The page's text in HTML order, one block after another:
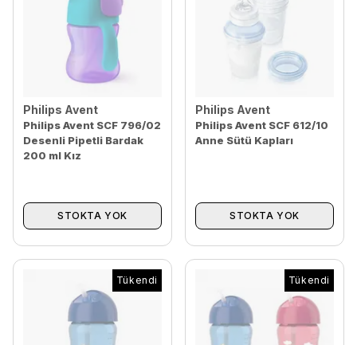
Philips Avent
Philips Avent SCF 796/02
Desenli Pipetli Bardak
200 ml Kız
STOKTA YOK
Philips Avent
Philips Avent SCF 612/10
Anne Sütü Kapları
STOKTA YOK
Tükendi Tükendi